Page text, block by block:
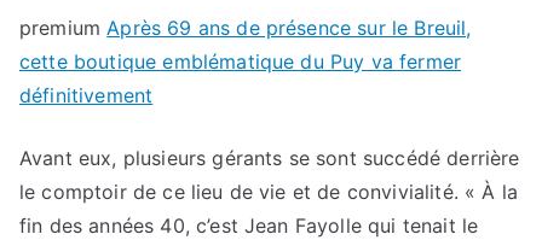
premium Après 69 ans de présence sur le Breuil,
cette boutique emblématique du Puy va fermer
définitivement
Avant eux, plusieurs gérants se sont succédé derrière
le comptoir de ce lieu de vie et de convivialité. « À la
fin des années 40, c’est Jean Fayolle qui tenait le